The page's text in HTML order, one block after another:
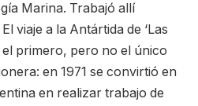
Marina. Trabajó allí
viaje a la Antártida de ‘Las
primero, pero no el único
en 1971 se convirtió en
en realizar trabajo de